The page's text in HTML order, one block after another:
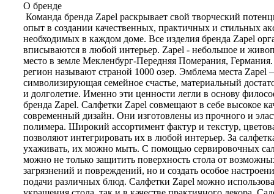
О бренде
Команда бренда Zapel раскрывает свой творческий
опыт в создании качественных, практичных и стильных
необходимых в каждом доме. Все изделия бренда Zapel
вписываются в любой интерьер. Zapel - небольшое и
место в земле Мекленбург-Передняя Померания,
регион называют страной 1000 озер. Эмблема места
символизирующая семейное счастье, материальный
и долголетие. Именно эти ценности легли в основу
бренда Zapel. Салфетки Zapel совмещают в себе высокое
современный дизайн. Они изготовлены из прочного и
полимера. Широкий ассортимент фактур и текстур,
позволяют интегрировать их в любой интерьер. За
ухаживать, их можно мыть. С помощью сервировочных
можно не только защитить поверхность стола от
загрязнений и повреждений, но и создать особое
подачи различных блюд. Салфетки Zapel можно